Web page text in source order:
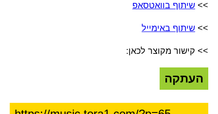
>> שיתוף בוואטסאפ
>> שיתוף באימייל
>> קישור מקוצר לכאן:
העתקה